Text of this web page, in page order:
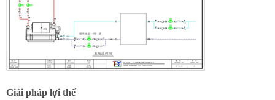
Giải pháp lợi thế